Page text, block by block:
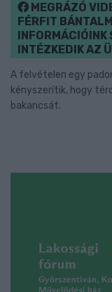
MEGRÁZÓ
FÉRFIT
INFORMÁCIÓINK
INTÉZKEDIK AZ
A felvételen egy
kényszerítik, hogy
bakancsát.